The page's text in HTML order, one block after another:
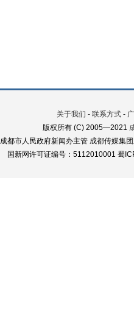
关于我们 - 联系方式 -
版权所有 (C) 2005—2021
成都市人民政府新闻办主管 成都传媒集
国新网许可证编号：5112010001 蜀